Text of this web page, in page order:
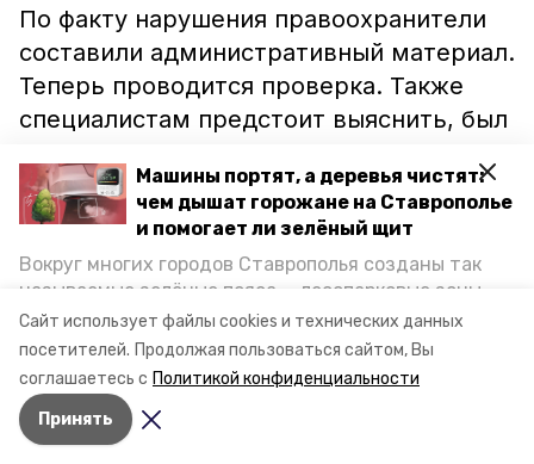
Сайт использует файлы cookies и технических данных
посетителей. Продолжая пользоваться сайтом, Вы
соглашаетесь с Политикой конфиденциальности
Принять
Машины портят, а деревья чистят:
чем дышат горожане на Ставрополье
и помогает ли зелёный щит
Вокруг многих городов Ставрополья созданы так
называемые зелёные пояса — лесопарковые зоны,
снижающие негативное воздействие выхлопных
газов на атмосферу. Справляются ли они с
постоянно растущим потоком автотранспорта и
каким воздухом дышат жители края, узнала
корреспондент «Победы26».
По факту нарушения правоохранители
составили административный материал.
Теперь проводится проверка. Также
специалистам предстоит выяснить, был
Автомобиль пострадавшего
восстановлению практически не
подлежит.
Ранее в Изобильном в авариипогиб
водитель без прав.
Авторы: Ольга Дьякова